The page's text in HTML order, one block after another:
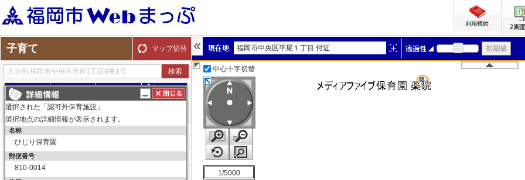
子育て マップ切替
探す ルート
子育て
保育所（園）
福岡市中央区平尾１丁目 付近
中心十字切替
1/5000
選択された「認可外保育施設」
選択地点の詳細情報が表示されます。
名称
ひじり保育園
郵便番号
810-0014